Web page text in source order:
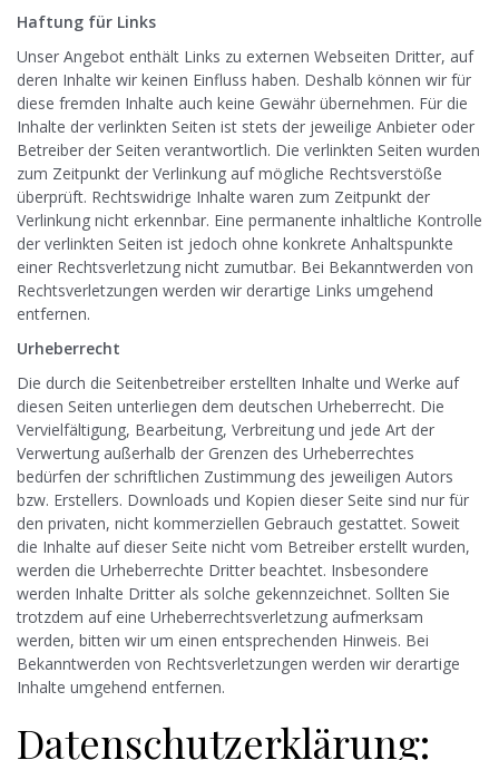
Haftung für Links
Unser Angebot enthält Links zu externen Webseiten Dritter, auf
deren Inhalte wir keinen Einfluss haben. Deshalb können wir für
diese fremden Inhalte auch keine Gewähr übernehmen. Für die
Inhalte der verlinkten Seiten ist stets der jeweilige Anbieter oder
Betreiber der Seiten verantwortlich. Die verlinkten Seiten wurden
zum Zeitpunkt der Verlinkung auf mögliche Rechtsverstöße
überprüft. Rechtswidrige Inhalte waren zum Zeitpunkt der
Verlinkung nicht erkennbar. Eine permanente inhaltliche Kontrolle
der verlinkten Seiten ist jedoch ohne konkrete Anhaltspunkte
einer Rechtsverletzung nicht zumutbar. Bei Bekanntwerden von
Rechtsverletzungen werden wir derartige Links umgehend
entfernen.
Urheberrecht
Die durch die Seitenbetreiber erstellten Inhalte und Werke auf
diesen Seiten unterliegen dem deutschen Urheberrecht. Die
Vervielfältigung, Bearbeitung, Verbreitung und jede Art der
Verwertung außerhalb der Grenzen des Urheberrechtes
bedürfen der schriftlichen Zustimmung des jeweiligen Autors
bzw. Erstellers. Downloads und Kopien dieser Seite sind nur für
den privaten, nicht kommerziellen Gebrauch gestattet. Soweit
die Inhalte auf dieser Seite nicht vom Betreiber erstellt wurden,
werden die Urheberrechte Dritter beachtet. Insbesondere
werden Inhalte Dritter als solche gekennzeichnet. Sollten Sie
trotzdem auf eine Urheberrechtsverletzung aufmerksam
werden, bitten wir um einen entsprechenden Hinweis. Bei
Bekanntwerden von Rechtsverletzungen werden wir derartige
Inhalte umgehend entfernen.
Datenschutzerklärung: